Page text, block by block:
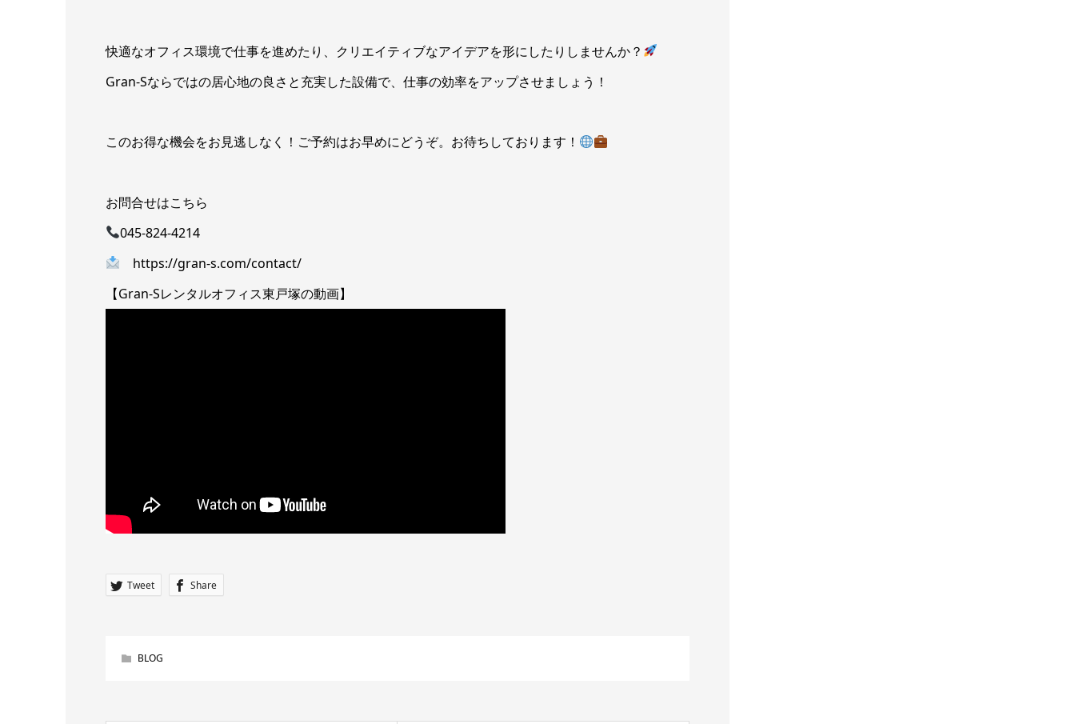
快適なオフィス環境で仕事を進めたり、クリエイティブなアイデアを形にしたりしませんか？
Gran-Sならではの居心地の良さと充実した設備で、仕事の効率をアップさせましょう！
このお得な機会をお見逃しなく！ご予約はお早めにどうぞ。お待ちしております！
お問合せはこちら
045-824-4214
https://gran-s.com/contact/
【Gran-Sレンタルオフィス東戸塚の動画】
Tweet Share
BLOG